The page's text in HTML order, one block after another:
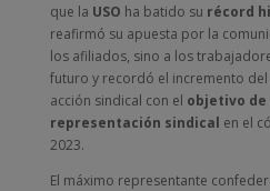
que la USO ha batido su récord
reafirmó su apuesta por la
los afiliados, sino a los
futuro y recordó el incremento
acción sindical con el objetivo de
representación sindical en el
2023.
El máximo representante